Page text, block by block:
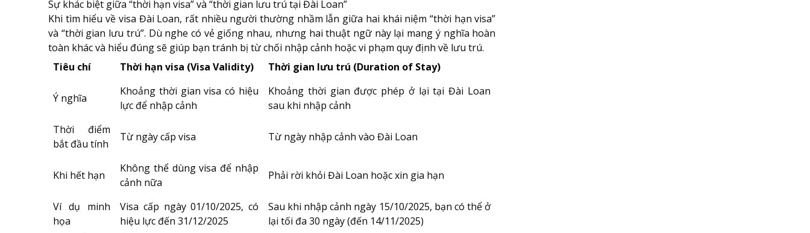
Sự khác biệt giữa “thời hạn visa” và “thời gian lưu trú tại Đài Loan”
Khi tìm hiểu về visa Đài Loan, rất nhiều người thường nhầm lẫn giữa hai khái niệm “thời hạn visa”
và “thời gian lưu trú”. Dù nghe có vẻ giống nhau, nhưng hai thuật ngữ này lại mang ý nghĩa hoàn
toàn khác và hiểu đúng sẽ giúp bạn tránh bị từ chối nhập cảnh hoặc vi phạm quy định về lưu trú.
Tiêu chí
Thời hạn visa (Visa Validity) Thời gian lưu trú (Duration of Stay)
Ý nghĩa
Khoảng thời gian visa có hiệu
lực để nhập cảnh
Khoảng thời gian được phép ở lại tại Đài Loan
sau khi nhập cảnh
Thời điểm
bắt đầu tính
Từ ngày cấp visa Từ ngày nhập cảnh vào Đài Loan
Khi hết hạn
Không thể dùng visa để nhập
cảnh nữa
Phải rời khỏi Đài Loan hoặc xin gia hạn
Ví dụ minh
họa
Visa cấp ngày 01/10/2025, có
hiệu lực đến 31/12/2025
Sau khi nhập cảnh ngày 15/10/2025, bạn có thể ở
lại tối đa 30 ngày (đến 14/11/2025)